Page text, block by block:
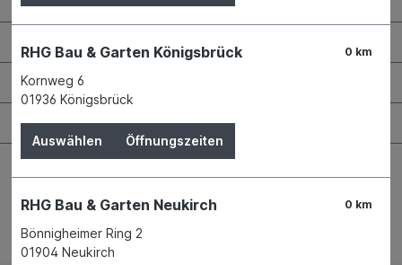
Bauen & Renovieren
Garten & Landschaftsbau
Bestellung widerrufen
0 km
RHG Bau & Garten Königsbrück
Kornweg 6
01936 Königsbrück
Auswählen Öffnungszeiten
0 km
RHG Bau & Garten Neukirch
Bönnigheimer Ring 2
01904 Neukirch